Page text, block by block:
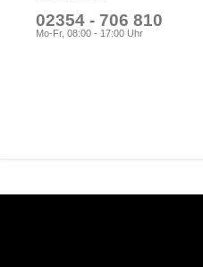
02354 - 706 810
Mo-Fr, 08:00 - 17:00 Uhr